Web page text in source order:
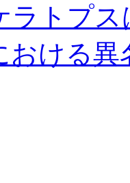
ラトプ
おける異